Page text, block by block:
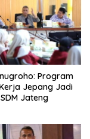
Program
Jepang Jadi
Jateng